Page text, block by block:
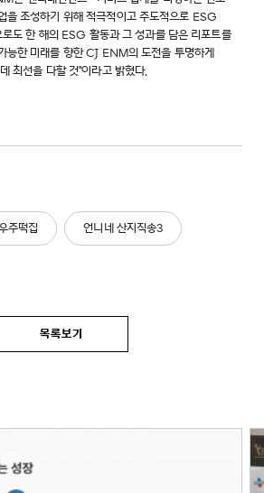
을 조성하기 위해 적극적이고 주도적으로 ESG
로도 한 해의 ESG 활동과 그 성과를 담은 리포트를
능한 미래를 향한 CJ ENM의 도전을 투명하게
최선을 다할 것"이라고 밝혔다.
주떡집 언니네 산지직송3
목록보기